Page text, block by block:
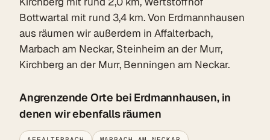
Bottwartal mit rund 3,4 km. Von Erdmannhausen
aus räumen wir außerdem in Affalterbach,
Marbach am Neckar, Steinheim an der Murr,
Kirchberg an der Murr, Benningen am Neckar.
Angrenzende Orte bei Erdmannhausen, in
denen wir ebenfalls räumen